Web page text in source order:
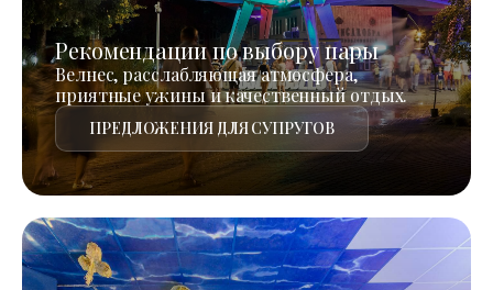
Рекомендации по выбору пары
Велнес, расслабляющая атмосфера,
приятные ужины и качественный отдых.
ПРЕДЛОЖЕНИЯ ДЛЯ СУПРУГОВ